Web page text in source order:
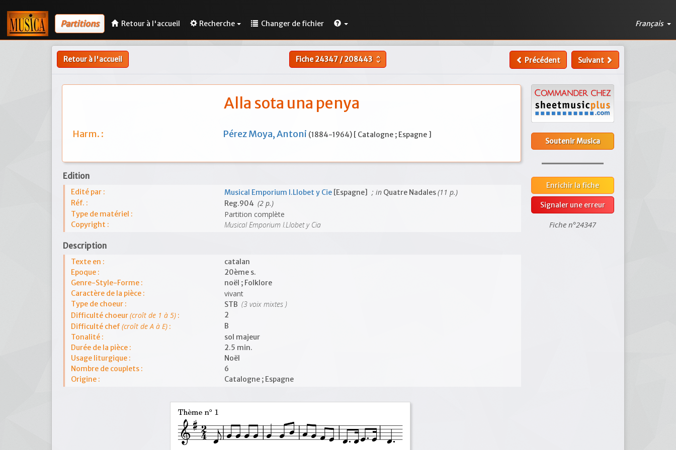
Partitions Retour à l'accueil Recherche Changer de fichier Français
Retour à l'accueil Fiche24347/208443 unfold_more Précédent Suivant
Alla sota una penya
Harm. : Pérez Moya, Antoni (1884-1964) [ Catalogne ; Espagne ]
Edition
Edité par : Musical Emporium I.Llobet y Cie [Espagne] ; in Quatre Nadales(11 p.)
Réf. : Reg.904 (2 p.)
Type de matériel : Partition complète
Copyright : Musical Emporium I.Llobet y Cia
Description
Texte en :
catalan
Epoque :
20ème s.
Genre-Style-Forme :
noël ; Folklore
Caractère de la pièce :
vivant
Type de choeur : STB (3 voix mixtes )
Difficulté choeur(croît de 1 à 5) :
2
Difficulté chef (croît de A à E) :
B
Tonalité :
sol majeur
Durée de la pièce :
2.5 min.
Usage liturgique :
Noël
Nombre de couplets :
6
Origine :
Catalogne ; Espagne
Soutenir Musica
Enrichir la fiche
Signaler une erreur
Fiche n°24347